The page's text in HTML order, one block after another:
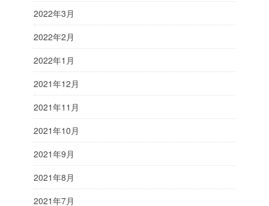
2022年3月
2022年2月
2022年1月
2021年12月
2021年11月
2021年10月
2021年9月
2021年8月
2021年7月